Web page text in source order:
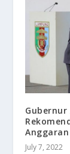
Gubernur
Anggaran
July 7, 2022